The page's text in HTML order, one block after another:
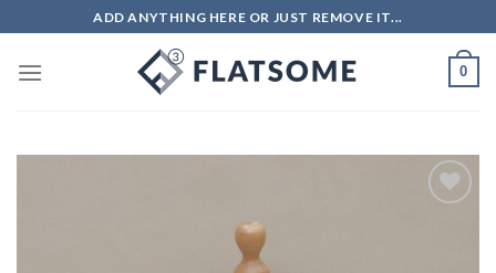
to
content
ADD ANYTHING HERE OR JUST REMOVE IT...
0